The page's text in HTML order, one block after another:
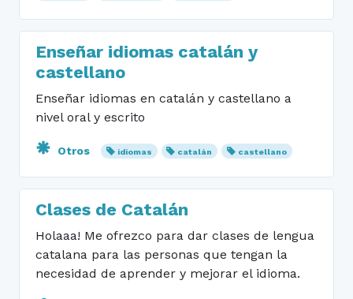
Enseñar idiomas catalán y
castellano
Enseñar idiomas en catalán y castellano a
nivel oral y escrito
Otros idiomas catalán castellano
Clases de Catalán
Holaaa! Me ofrezco para dar clases de lengua
catalana para las personas que tengan la
necesidad de aprender y mejorar el idioma.